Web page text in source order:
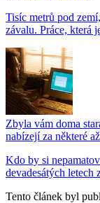
Tisíc metrů pod
závalu. Práce, která
Zbyla vám doma
nabízejí za některé
Kdo by si
devadesátých letech
Tento článek byl